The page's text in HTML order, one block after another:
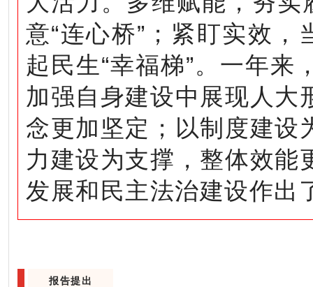
意“连心桥”；紧盯实效，
起民生“幸福梯”。一年
加强自身建设中展现人大
念更加坚定；以制度建设
力建设为支撑，整体效能
发展和民主法治建设作出
报告提出